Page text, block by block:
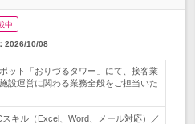
中
2026/10/08
ット「おりづるタワー」にて、接客業
設運営に関わる業務全般をご担当いた
キル（Excel、Word、メール対応）／